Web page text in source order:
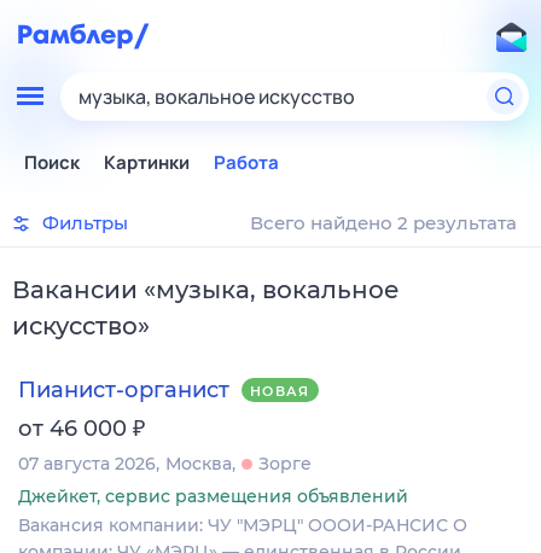
музыка, вокальное искусство
Поиск Картинки Работа
Фильтры Всего найдено 2 результата
Вакансии «музыка, вокальное
искусство»
Пианист-органист НОВАЯ
от 46 000 ₽
07 августа 2026 Москва
Зорге
Джейкет, сервис размещения объявлений
Вакансия компании: ЧУ "МЭРЦ" ОООИ-РАНСИС О